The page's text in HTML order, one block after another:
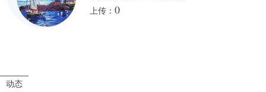
上传： 0
动态